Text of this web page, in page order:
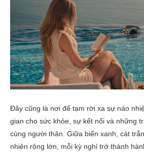
Đây cũng là nơi để tạm rời xa sự náo
gian cho sức khỏe, sự kết nối và những
cùng người thân. Giữa biển xanh, cát
nhiên rộng lớn, mỗi kỳ nghỉ trở thành